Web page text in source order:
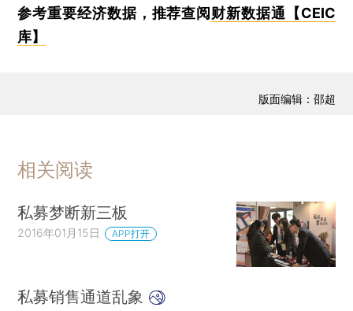
参考重要经济数据，推荐查阅 财新数据通【CEIC
库】
版面编辑：邵超
相关阅读
私募梦断新三板
2016年01月15日 APP打开
私募销售通道乱象